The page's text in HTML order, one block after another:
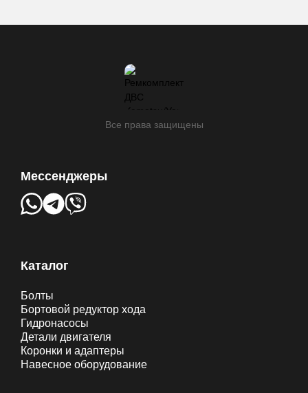
мм
Все права защищены
Мессенджеры
Каталог
Болты
Бортовой редуктор хода
Гидронасосы
Детали двигателя
Коронки и адаптеры
Навесное оборудование